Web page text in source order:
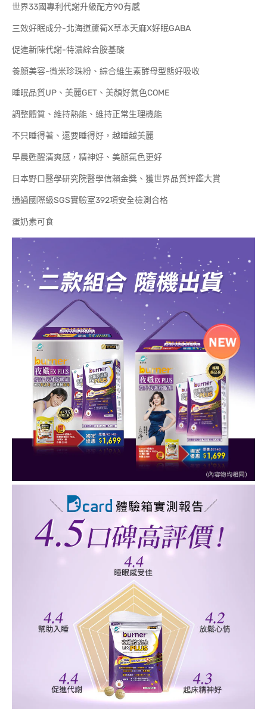
世界33國專利代謝升級配方90有感
三效好眠成分-北海道蘆筍X草本天麻X好眠GABA
促進新陳代謝-特濃綜合胺基酸
養顏美容-微米珍珠粉、綜合維生素酵母型態好吸收
睡眠品質UP、美麗GET、美顏好氣色COME
調整體質、維持熱能、維持正常生理機能
不只睡得著、還要睡得好，越睡越美麗
早晨甦醒清爽感，精神好、美顏氣色更好
日本野口醫學研究院醫學信賴金獎、獲世界品質評鑑大賞
通過國際級SGS實驗室392項安全檢測合格
蛋奶素可食